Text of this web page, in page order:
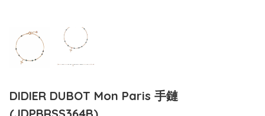
DIDIER DUBOT Mon Paris 手鏈